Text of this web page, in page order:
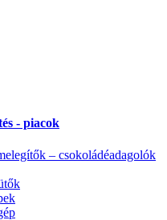
- piacok
– csokoládéadagolók